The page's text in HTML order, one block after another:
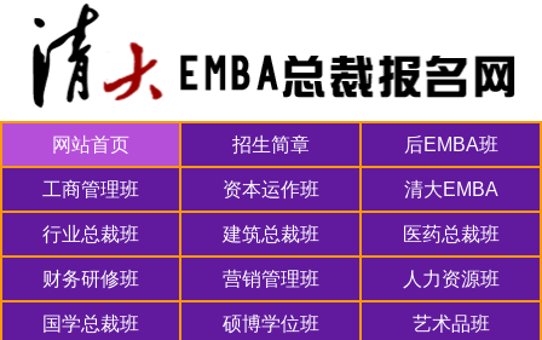
网站首页 招生简章 后EMBA班
工商管理班 资本运作班 清大EMBA
行业总裁班 建筑总裁班 医药总裁班
财务研修班 营销管理班 人力资源班
国学总裁班 硕博学位班 艺术品班